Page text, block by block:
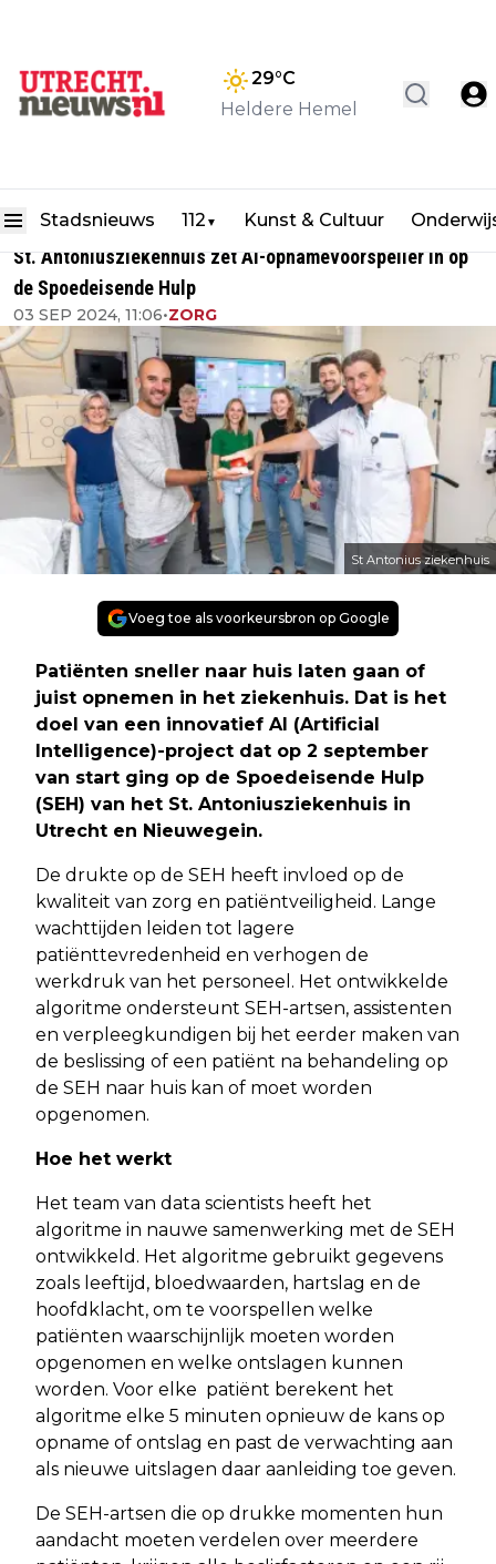
29°C
Heldere Hemel
Stadsnieuws 112 ▼ Kunst & Cultuur
St. Antoniusziekenhuis zet AI-opnamevoorspeller in op
de Spoedeisende Hulp
03 SEP 2024, 11:06•ZORG
St Antonius ziekenhuis
Voeg toe als voorkeursbron op Google
Patiënten sneller naar huis laten gaan of
juist opnemen in het ziekenhuis. Dat is het
doel van een innovatief AI (Artificial
Intelligence)-project dat op 2 september
van start ging op de Spoedeisende Hulp
(SEH) van het St. Antoniusziekenhuis in
Utrecht en Nieuwegein.
De drukte op de SEH heeft invloed op de
kwaliteit van zorg en patiëntveiligheid. Lange
wachttijden leiden tot lagere
patiënttevredenheid en verhogen de
werkdruk van het personeel. Het ontwikkelde
algoritme ondersteunt SEH-artsen, assistenten
en verpleegkundigen bij het eerder maken van
de beslissing of een patiënt na behandeling op
de SEH naar huis kan of moet worden
opgenomen.
Hoe het werkt
Het team van data scientists heeft het
algoritme in nauwe samenwerking met de SEH
ontwikkeld. Het algoritme gebruikt gegevens
zoals leeftijd, bloedwaarden, hartslag en de
hoofdklacht, om te voorspellen welke
patiënten waarschijnlijk moeten worden
opgenomen en welke ontslagen kunnen
worden. Voor elke patiënt berekent het
algoritme elke 5 minuten opnieuw de kans op
opname of ontslag en past de verwachting aan
als nieuwe uitslagen daar aanleiding toe geven.
De SEH-artsen die op drukke momenten hun
aandacht moeten verdelen over meerdere